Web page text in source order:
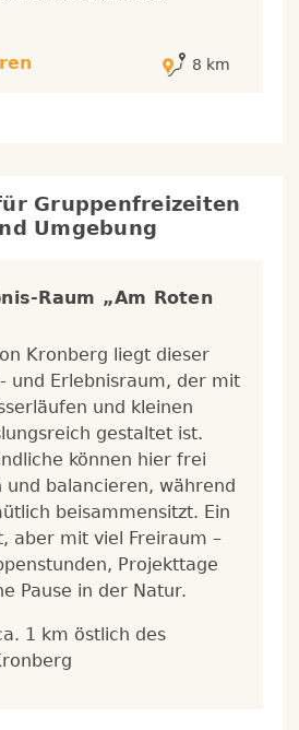
8 km
Gruppenfreizeiten
Umgebung
Raum „Am Roten
Kronberg liegt dieser
und Erlebnisraum, der mit
und kleinen
gestaltet ist.
können hier frei
und balancieren, während
beisammensitzt. Ein
aber mit viel Freiraum –
Projekttage
Pause in der Natur.
1 km östlich des